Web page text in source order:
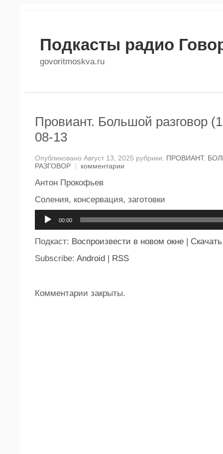
Подкасты радио
govoritmoskva.ru
Провиант. Большой разговор
08-13
Опубликовано Август 13, 2025 рубрики: ПРОВИАНТ.
РАЗГОВОР | комментарии
Антон Прокофьев
Соления, консервация, заготовки
00:00
Подкаст: Воспроизвести в новом окне | Скачать
Subscribe: Android | RSS
Комментарии закрыты.